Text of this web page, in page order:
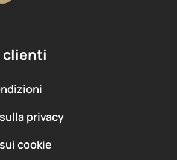
clienti
privacy
cookie